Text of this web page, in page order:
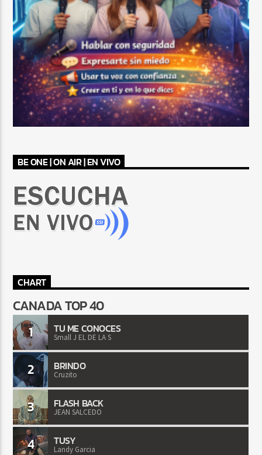
BE ONE | ON AIR | EN VIVO
CHART
CANADA TOP 40
1 TU ME CONOCES
Small J EL DE LA S
2 BRINDO
Cruzito
3 FLASH BACK
JEAN SALCEDO
4 TUSY
Landy Garcia